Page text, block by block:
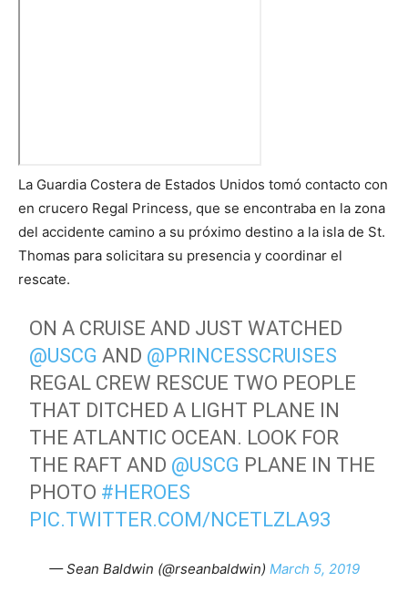
La Guardia Costera de Estados Unidos tomó contacto con
en crucero Regal Princess, que se encontraba en la zona
del accidente camino a su próximo destino a la isla de St.
Thomas para solicitara su presencia y coordinar el
rescate.
ON A CRUISE AND JUST WATCHED
@USCG AND @PRINCESSCRUISES
REGAL CREW RESCUE TWO PEOPLE
THAT DITCHED A LIGHT PLANE IN
THE ATLANTIC OCEAN. LOOK FOR
THE RAFT AND @USCG PLANE IN THE
PHOTO #HEROES
PIC.TWITTER.COM/NCETLZLA93
— Sean Baldwin (@rseanbaldwin) March 5, 2019